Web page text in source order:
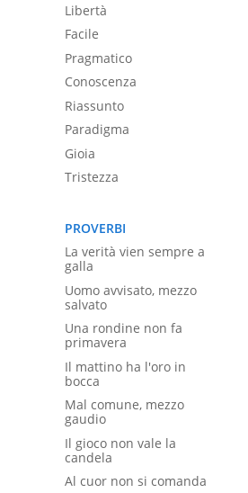
Libertà
Facile
Pragmatico
Conoscenza
Riassunto
Paradigma
Gioia
Tristezza
PROVERBI
La verità vien sempre a
galla
Uomo avvisato, mezzo
salvato
Una rondine non fa
primavera
Il mattino ha l'oro in
bocca
Mal comune, mezzo
gaudio
Il gioco non vale la
candela
Al cuor non si comanda